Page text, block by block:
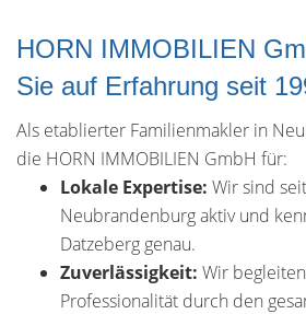
HORN IMMOBILIEN
Sie auf Erfahrung seit
Als etablierter Familienmakler in
die HORN IMMOBILIEN GmbH für:
Lokale Expertise: Wir sind
Neubrandenburg aktiv und
Datzeberg genau.
Zuverlässigkeit: Wir
Professionalität durch den